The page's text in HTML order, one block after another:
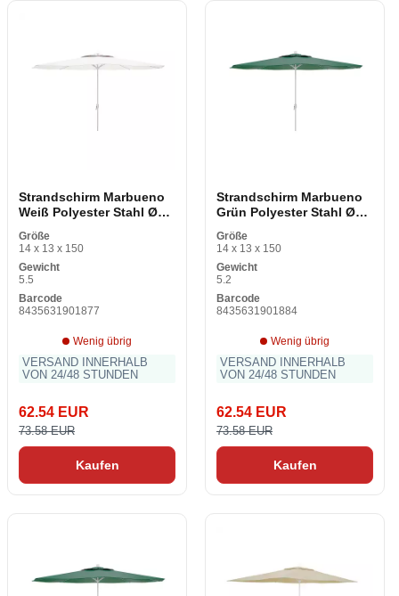
Strandschirm Marbueno
Weiß Polyester Stahl Ø
Größe
14 x 13 x 150
Gewicht
5.5
Barcode
8435631901877
Wenig übrig
VERSAND INNERHALB
VON 24/48 STUNDEN
62.54 EUR
73.58 EUR
Kaufen
Strandschirm Marbueno
Grün Polyester Stahl Ø
Größe
14 x 13 x 150
Gewicht
5.2
Barcode
8435631901884
Wenig übrig
VERSAND INNERHALB
VON 24/48 STUNDEN
62.54 EUR
73.58 EUR
Kaufen